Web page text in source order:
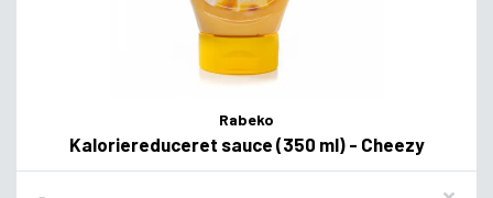
Rabeko
Kaloriereduceret sauce (350 ml) - Cheezy